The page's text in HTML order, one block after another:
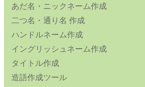
あだ名・ニックネーム作成
二つ名・通り名 作成
ハンドルネーム作成
イングリッシュネーム作成
タイトル作成
造語作成ツール